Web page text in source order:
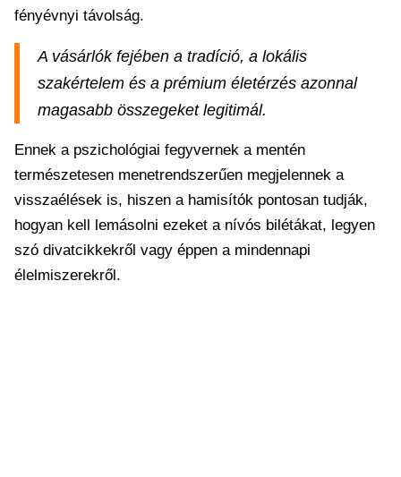
fényévnyi távolság.
A vásárlók fejében a tradíció, a lokális
szakértelem és a prémium életérzés azonnal
magasabb összegeket legitimál.
Ennek a pszichológiai fegyvernek a mentén
természetesen menetrendszerűen megjelennek a
visszaélések is, hiszen a hamisítók pontosan tudják,
hogyan kell lemásolni ezeket a nívós bilétákat, legyen
szó divatcikkekről vagy éppen a mindennapi
élelmiszerekről.